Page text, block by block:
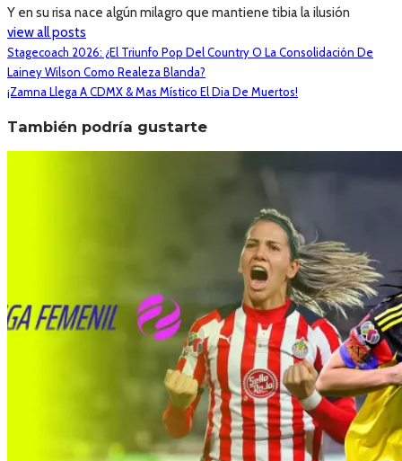
Y en su risa nace algún milagro que mantiene tibia la ilusión
view all posts
Stagecoach 2026: ¿El Triunfo Pop Del Country O La Consolidación De
Lainey Wilson Como Realeza Blanda?
¡Zamna Llega A CDMX & Mas Místico El Dia De Muertos!
También podría gustarte